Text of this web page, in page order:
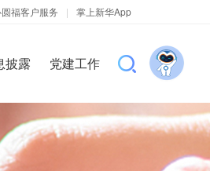
福客户服务 | 掌上新华App
披露 党建工作